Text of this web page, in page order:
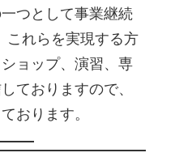
つとして事業継続
これらを実現する方
ョップ、演習、専
ておりますので、
おります。